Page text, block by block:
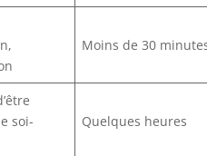
Moins de 30
soi-
Quelques heures